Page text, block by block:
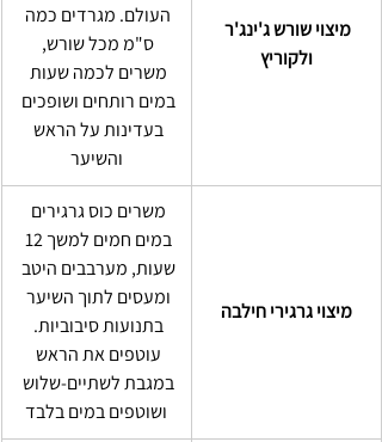
מיצוי שורש ג'ינג'ר
ולקוריץ
העולם. מגרדים כמה
ס"מ מכל שורש,
משרים לכמה שעות
במים רותחים ושופכים
בעדינות על הראש
והשיער
מיצוי גרגירי חילבה
משרים כוס גרגירים
שעות, מערבבים היטב
ומעסים לתוך השיער
בתנועות סיבוביות.
עוטפים את הראש
במגבת לשתיים-שלוש
ושוטפים במים בלבד